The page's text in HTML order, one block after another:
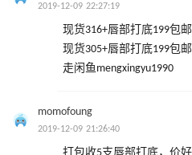
2019-12-09 22:27:19
现货316+唇部打底199包邮
现货305+唇部打底199包
走闲鱼mengxingyu1990
momofoung
2019-12-09 21:26:40